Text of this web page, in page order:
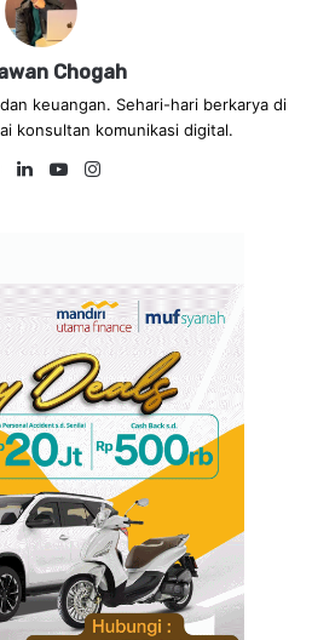
Chogah
keuangan. Sehari-hari berkarya di
konsultan komunikasi digital.
Fa
Lin
Yo